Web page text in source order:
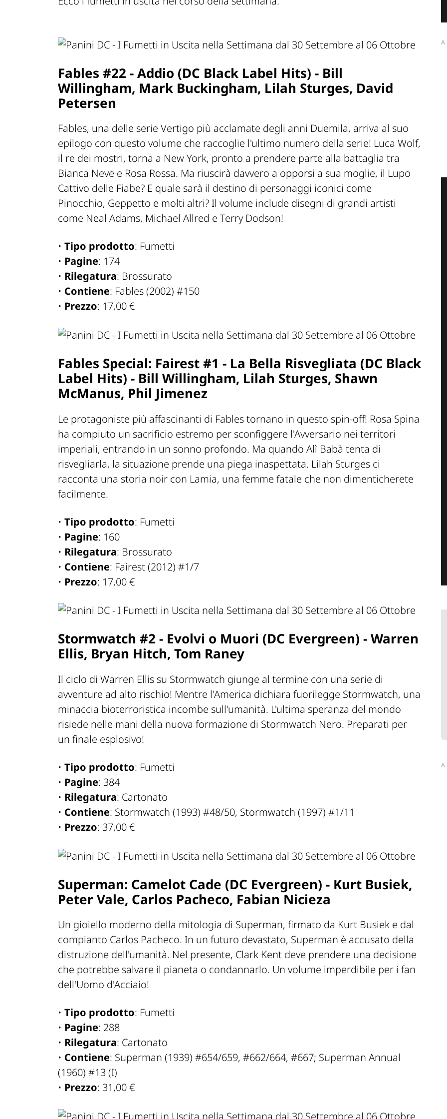
Fables #22 - Addio (DC Black Label Hits) - Bill
Willingham, Mark Buckingham, Lilah Sturges, David
Petersen
Fables, una delle serie Vertigo più acclamate degli anni Duemila, arriva al suo
epilogo con questo volume che raccoglie l'ultimo numero della serie! Luca Wolf,
il re dei mostri, torna a New York, pronto a prendere parte alla battaglia tra
Bianca Neve e Rosa Rossa. Ma riuscirà davvero a opporsi a sua moglie, il Lupo
Cattivo delle Fiabe? E quale sarà il destino di personaggi iconici come
Pinocchio, Geppetto e molti altri? Il volume include disegni di grandi artisti
come Neal Adams, Michael Allred e Terry Dodson!
• Tipo prodotto: Fumetti
• Pagine: 174
• Rilegatura: Brossurato
• Contiene: Fables (2002) #150
• Prezzo: 17,00 €
Fables Special: Fairest #1 - La Bella Risvegliata (DC Black
Label Hits) - Bill Willingham, Lilah Sturges, Shawn
McManus, Phil Jimenez
Le protagoniste più affascinanti di Fables tornano in questo spin-off! Rosa Spina
ha compiuto un sacrificio estremo per sconfiggere l'Avversario nei territori
imperiali, entrando in un sonno profondo. Ma quando Alì Babà tenta di
risvegliarla, la situazione prende una piega inaspettata. Lilah Sturges ci
racconta una storia noir con Lamia, una femme fatale che non dimenticherete
facilmente.
• Tipo prodotto: Fumetti
• Pagine: 160
• Rilegatura: Brossurato
• Contiene: Fairest (2012) #1/7
• Prezzo: 17,00 €
Stormwatch #2 - Evolvi o Muori (DC Evergreen) - Warren
Ellis, Bryan Hitch, Tom Raney
Il ciclo di Warren Ellis su Stormwatch giunge al termine con una serie di
avventure ad alto rischio! Mentre l'America dichiara fuorilegge Stormwatch, una
minaccia bioterroristica incombe sull'umanità. L'ultima speranza del mondo
risiede nelle mani della nuova formazione di Stormwatch Nero. Preparati per
un finale esplosivo!
• Tipo prodotto: Fumetti
• Pagine: 384
• Rilegatura: Cartonato
• Contiene: Stormwatch (1993) #48/50, Stormwatch (1997) #1/11
• Prezzo: 37,00 €
Superman: Camelot Cade (DC Evergreen) - Kurt Busiek,
Peter Vale, Carlos Pacheco, Fabian Nicieza
Un gioiello moderno della mitologia di Superman, firmato da Kurt Busiek e dal
compianto Carlos Pacheco. In un futuro devastato, Superman è accusato della
distruzione dell'umanità. Nel presente, Clark Kent deve prendere una decisione
che potrebbe salvare il pianeta o condannarlo. Un volume imperdibile per i fan
dell'Uomo d'Acciaio!
• Tipo prodotto: Fumetti
• Pagine: 288
• Rilegatura: Cartonato
• Contiene: Superman (1939) #654/659, #662/664, #667; Superman Annual
(1960) #13 (I)
• Prezzo: 31,00 €